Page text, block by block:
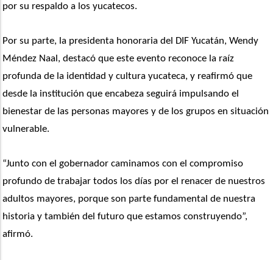
por su respaldo a los yucatecos.
Por su parte, la presidenta honoraria del DIF Yucatán, Wendy
Méndez Naal, destacó que este evento reconoce la raíz
profunda de la identidad y cultura yucateca, y reafirmó que
desde la institución que encabeza seguirá impulsando el
bienestar de las personas mayores y de los grupos en situación
vulnerable.
“Junto con el gobernador caminamos con el compromiso
profundo de trabajar todos los días por el renacer de nuestros
adultos mayores, porque son parte fundamental de nuestra
historia y también del futuro que estamos construyendo”,
afirmó.